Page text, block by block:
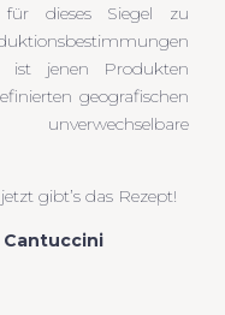
dieses Siegel zu
ist jenen Produkten
geografischen
gibt’s das Rezept!